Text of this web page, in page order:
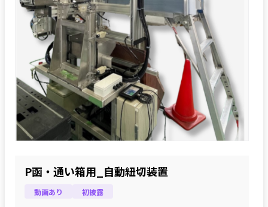
P函・通い箱用_自動紐切装置
動画あり 初披露